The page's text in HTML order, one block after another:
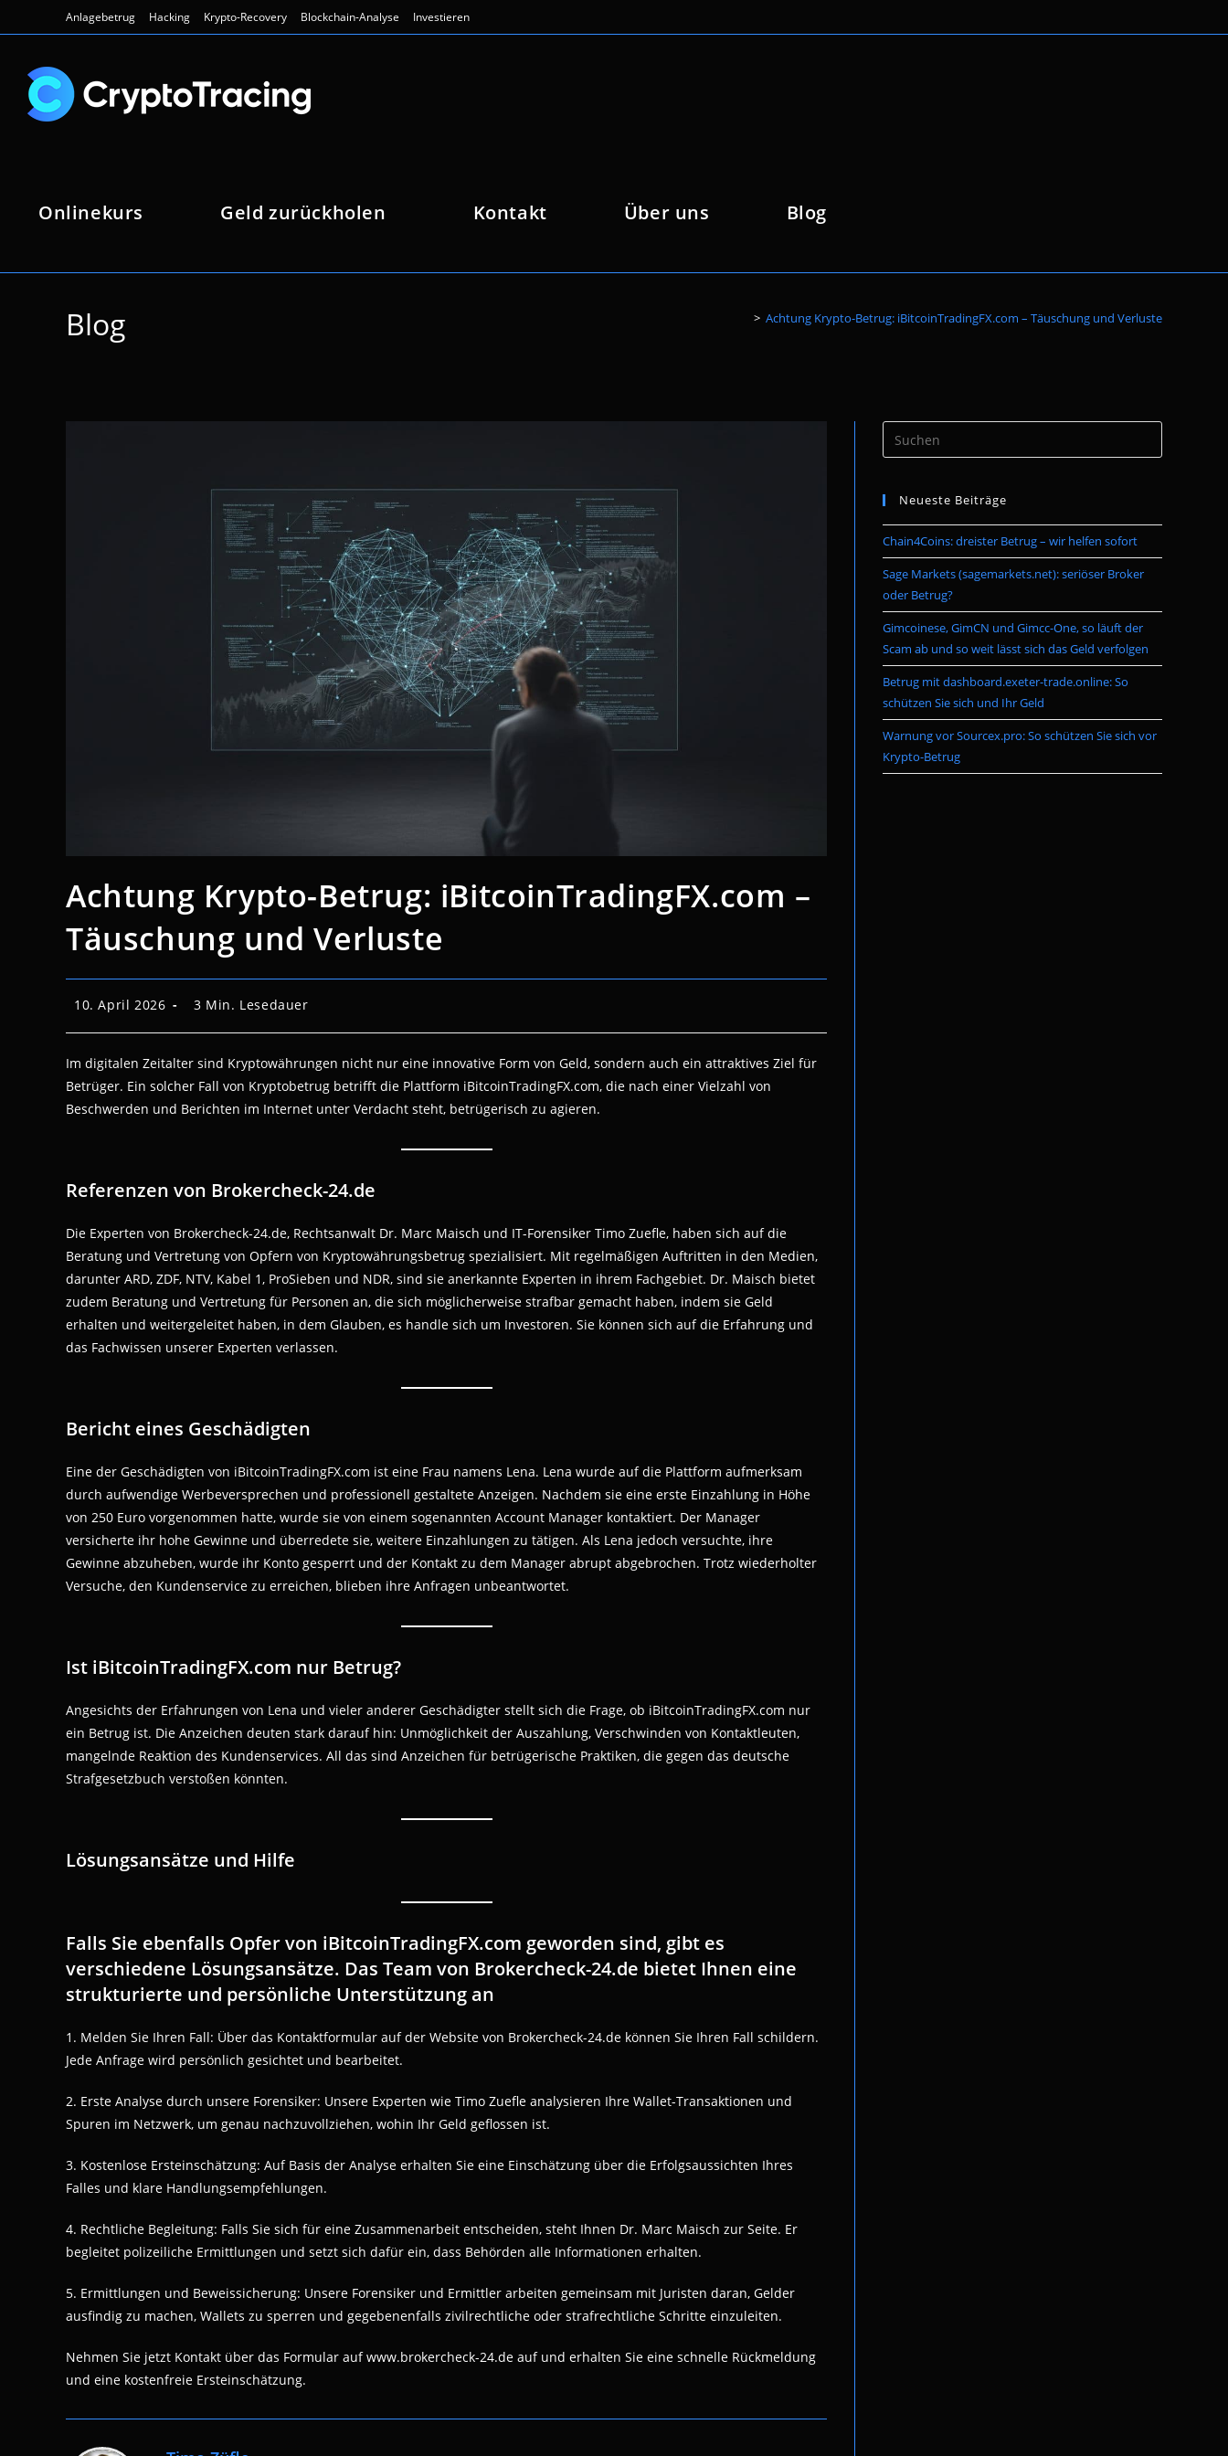
Inhalt
Anlagebetrug Hacking Krypto-Recovery Blockchain-Analyse Investieren
Onlinekurs Geld zurückholen Kontakt Über uns Blog
umschalten
Blog > Achtung Krypto-Betrug: iBitcoinTradingFX.com – Täuschung und Verluste
Achtung Krypto-Betrug: iBitcoinTradingFX.com –
Täuschung und Verluste
Beitrag
veröffentlicht:
10. April 2026 Lesedauer:
3 Min. Lesedauer
Im digitalen Zeitalter sind Kryptowährungen nicht nur eine innovative Form von Geld, sondern auch ein attraktives Ziel für
Betrüger. Ein solcher Fall von Kryptobetrug betrifft die Plattform iBitcoinTradingFX.com, die nach einer Vielzahl von
Beschwerden und Berichten im Internet unter Verdacht steht, betrügerisch zu agieren.
Referenzen von Brokercheck-24.de
Die Experten von Brokercheck-24.de, Rechtsanwalt Dr. Marc Maisch und IT-Forensiker Timo Zuefle, haben sich auf die
Beratung und Vertretung von Opfern von Kryptowährungsbetrug spezialisiert. Mit regelmäßigen Auftritten in den Medien,
darunter ARD, ZDF, NTV, Kabel 1, ProSieben und NDR, sind sie anerkannte Experten in ihrem Fachgebiet. Dr. Maisch bietet
zudem Beratung und Vertretung für Personen an, die sich möglicherweise strafbar gemacht haben, indem sie Geld
erhalten und weitergeleitet haben, in dem Glauben, es handle sich um Investoren. Sie können sich auf die Erfahrung und
das Fachwissen unserer Experten verlassen.
Bericht eines Geschädigten
Eine der Geschädigten von iBitcoinTradingFX.com ist eine Frau namens Lena. Lena wurde auf die Plattform aufmerksam
durch aufwendige Werbeversprechen und professionell gestaltete Anzeigen. Nachdem sie eine erste Einzahlung in Höhe
von 250 Euro vorgenommen hatte, wurde sie von einem sogenannten Account Manager kontaktiert. Der Manager
versicherte ihr hohe Gewinne und überredete sie, weitere Einzahlungen zu tätigen. Als Lena jedoch versuchte, ihre
Gewinne abzuheben, wurde ihr Konto gesperrt und der Kontakt zu dem Manager abrupt abgebrochen. Trotz wiederholter
Versuche, den Kundenservice zu erreichen, blieben ihre Anfragen unbeantwortet.
Ist iBitcoinTradingFX.com nur Betrug?
Angesichts der Erfahrungen von Lena und vieler anderer Geschädigter stellt sich die Frage, ob iBitcoinTradingFX.com nur
ein Betrug ist. Die Anzeichen deuten stark darauf hin: Unmöglichkeit der Auszahlung, Verschwinden von Kontaktleuten,
mangelnde Reaktion des Kundenservices. All das sind Anzeichen für betrügerische Praktiken, die gegen das deutsche
Strafgesetzbuch verstoßen könnten.
Lösungsansätze und Hilfe
Falls Sie ebenfalls Opfer von iBitcoinTradingFX.com geworden sind, gibt es
verschiedene Lösungsansätze. Das Team von Brokercheck-24.de bietet Ihnen eine
strukturierte und persönliche Unterstützung an
1. Melden Sie Ihren Fall: Über das Kontaktformular auf der Website von Brokercheck-24.de können Sie Ihren Fall schildern.
Jede Anfrage wird persönlich gesichtet und bearbeitet.
2. Erste Analyse durch unsere Forensiker: Unsere Experten wie Timo Zuefle analysieren Ihre Wallet-Transaktionen und
Spuren im Netzwerk, um genau nachzuvollziehen, wohin Ihr Geld geflossen ist.
3. Kostenlose Ersteinschätzung: Auf Basis der Analyse erhalten Sie eine Einschätzung über die Erfolgsaussichten Ihres
Falles und klare Handlungsempfehlungen.
4. Rechtliche Begleitung: Falls Sie sich für eine Zusammenarbeit entscheiden, steht Ihnen Dr. Marc Maisch zur Seite. Er
begleitet polizeiliche Ermittlungen und setzt sich dafür ein, dass Behörden alle Informationen erhalten.
5. Ermittlungen und Beweissicherung: Unsere Forensiker und Ermittler arbeiten gemeinsam mit Juristen daran, Gelder
ausfindig zu machen, Wallets zu sperren und gegebenenfalls zivilrechtliche oder strafrechtliche Schritte einzuleiten.
Nehmen Sie jetzt Kontakt über das Formular auf www.brokercheck-24.de auf und erhalten Sie eine schnelle Rückmeldung
und eine kostenfreie Ersteinschätzung.
Escape
the
Neueste Beiträge
Chain4Coins: dreister Betrug – wir helfen sofort
Sage Markets (sagemarkets.net): seriöser Broker
oder Betrug?
Gimcoinese, GimCN und Gimcc-One, so läuft der
Scam ab und so weit lässt sich das Geld verfolgen
Betrug mit dashboard.exeter-trade.online: So
schützen Sie sich und Ihr Geld
Warnung vor Sourcex.pro: So schützen Sie sich vor
Krypto-Betrug